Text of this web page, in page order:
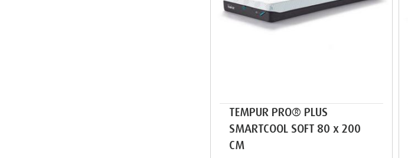
TEMPUR PRO® PLUS
SMARTCOOL SOFT 80 x 200
CM